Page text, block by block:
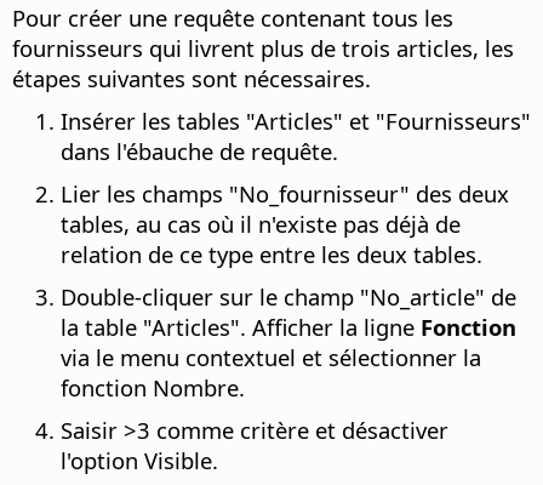
Pour créer une requête contenant tous les
fournisseurs qui livrent plus de trois articles, les
étapes suivantes sont nécessaires.
Insérer les tables "Articles" et "Fournisseurs"
dans l'ébauche de requête.
Lier les champs "No_fournisseur" des deux
tables, au cas où il n'existe pas déjà de
relation de ce type entre les deux tables.
Double-cliquer sur le champ "No_article" de
la table "Articles". Afficher la ligne Fonction
via le menu contextuel et sélectionner la
fonction Nombre.
Saisir >3 comme critère et désactiver
l'option Visible.